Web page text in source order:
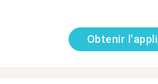
Obtenir l'appli